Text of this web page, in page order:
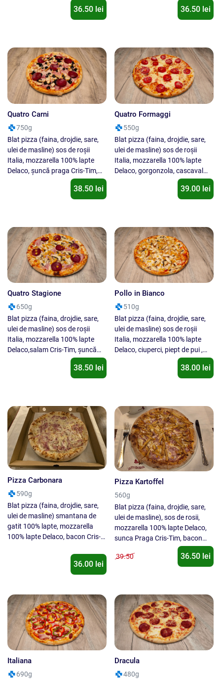
bacon Cris-Tim, ciuperci,
oregano. Nu se inlocuieste un
ingredient cu alt ingredient !
36.50 lei
se inlocuieste un ingredient cu
36.50 lei
Quatro Carni
750g
Blat pizza (faina, drojdie, sare,
ulei de masline) sos de roșii
Italia, mozzarella 100% lapte
Delaco, șuncă praga Cris-Tim,
muschi file Cris-Tim, masline,
oregano. Nu se inlocuieste un
38.50 lei
Quatro Formaggi
550g
Blat pizza (faina, drojdie, sare,
ulei de masline) sos de roșii
Italia, mozzarella 100% lapte
Delaco, gorgonzola, cascaval
Delaco, parmezan, roșii cherry,
busuioc. Nu se inlocuieste un
ingredient cu alt ingredient !
39.00 lei
Quatro Stagione
650g
Blat pizza (faina, drojdie, sare,
ulei de masline) sos de roșii
Italia, mozzarella 100% lapte
Delaco,salam Cris-Tim, șuncă
praga Cris-Tim, porumb D'aucy,
ciuperci, oregano. Nu se
inlocuieste un ingredient cu alt
38.50 lei
Pollo in Bianco
510g
Blat pizza (faina, drojdie, sare,
ulei de masline) sos de roșii
Italia, mozzarella 100% lapte
Delaco, ciuperci, piept de pui ,
ulei de măsline, oregano. Nu se
inlocuieste un ingredient cu alt
38.00 lei
Pizza Carbonara
590g
Blat pizza (faina, drojdie, sare,
ulei de masline) smantana de
gatit 100% lapte, mozzarella
100% lapte Delaco, bacon Cris-
inlocuieste un ingredient cu alt
36.00 lei
Pizza Kartoffel
560g
Blat pizza (faina, drojdie, sare,
ulei de masline), sos de rosii,
mozzarella 100% lapte Delaco,
sunca Praga Cris-Tim, bacon
Cris-Tim, porumb Daucy, cartofi
prajiti,oregano
39.50 36.50 lei
Italiana
690g
Dracula
480g